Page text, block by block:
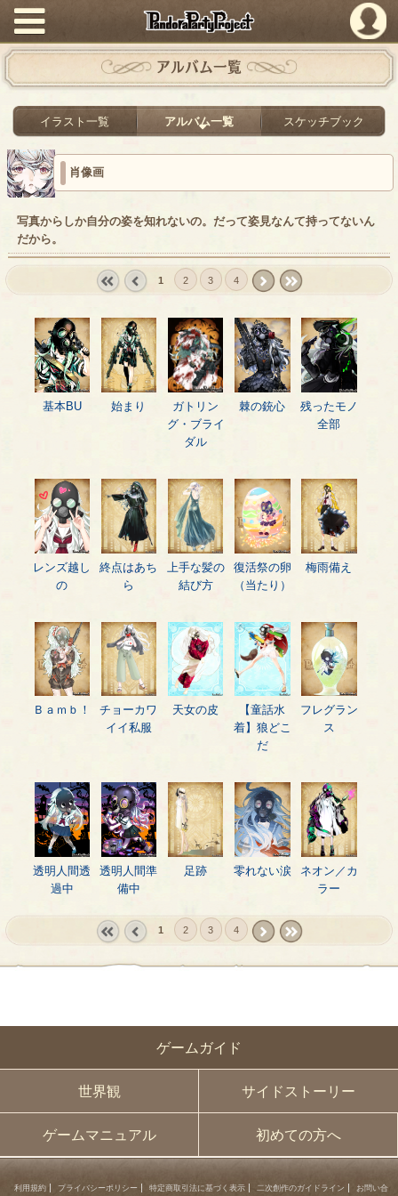
PandoraPartyProject
ゲームガイド
世界観 サイドストーリー
ゲームマニュアル 初めての方へ
アルバム一覧
イラスト一覧 アルバム一覧 スケッチブック
肖像画
写真からしか自分の姿を知れないの。だって姿見なんて持ってないん
だから。
prev
1 2 3 4
基本BU 始まり
ガトリン
グ・ブライ
ダル
棘の銃心
残ったモノ
全部
レンズ越し
の
終点はあち
ら
上手な髪の
結び方
復活祭の卵
（当たり）
梅雨備え
Ｂａｍｂ！
チョーカワ
イイ私服
天女の皮
【童話水
着】狼どこ
だ
フレグラン
ス
透明人間透
過中
透明人間準
備中
足跡 零れない涙
ネオン／カ
ラー
1 2 3 4
利用規約 プライバシーポリシー 特定商取引法に基づく表示 二次創作のガイドライン お問い合